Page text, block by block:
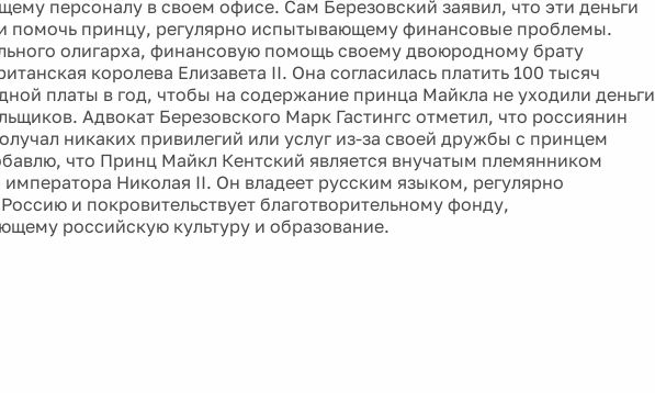
персоналу в своем офисе. Сам Березовский заявил, что эти деньги
помочь принцу, регулярно испытывающему финансовые проблемы.
олигарха, финансовую помощь своему двоюродному брату
королева Елизавета II. Она согласилась платить 100 тысяч
платы в год, чтобы на содержание принца Майкла не уходили деньги
Адвокат Березовского Марк Гастингс отметил, что россиянин
никаких привилегий или услуг из-за своей дружбы с принцем
что Принц Майкл Кентский является внучатым племянником
императора Николая II. Он владеет русским языком, регулярно
и покровительствует благотворительному фонду,
российскую культуру и образование.